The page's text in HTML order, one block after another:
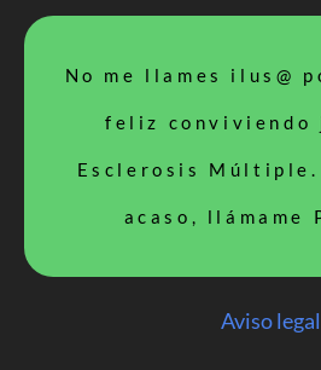
No me llames ilus@
feliz conviviendo
Esclerosis Múltiple.
acaso, llámame
Aviso legal